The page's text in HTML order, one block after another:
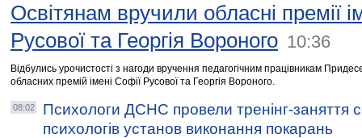
Освітянам вручили обласні премії
Русової та Георгія Вороного 10:36
Відбулись урочистості з нагоди вручення педагогічним працівникам
обласних премій імені Софії Русової та Георгія Вороного.
08:02
Психологи ДСНС провели тренінг-заняття
психологів установ виконання покарань